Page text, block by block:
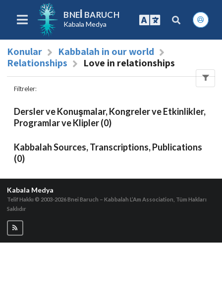
BNEI BARUCH
Kabala Medya
Konular
Kabbalah in our world
Relationships
Love in relationships
Filtreler:
Dersler ve Konuşmalar, Kongreler ve Etkinlikler,
Programlar ve Klipler (0)
Kabbalah Sources, Transcriptions, Publications
(0)
Kabala Medya
Telif Hakkı © 2003-2026Bnei Baruch – Kabbalah L’Am Association, Tüm Hakları
Saklıdır